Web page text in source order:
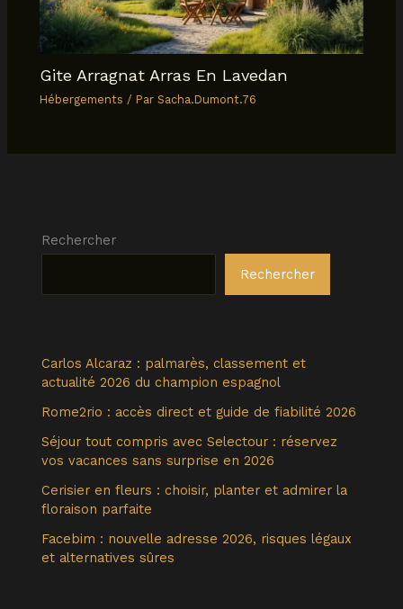
Gite Arragnat Arras En Lavedan
Hébergements / ParSacha.Dumont.76
Rechercher
Rechercher
Carlos Alcaraz : palmarès, classement et
actualité 2026 du champion espagnol
Rome2rio : accès direct et guide de fiabilité 2026
Séjour tout compris avec Selectour : réservez
vos vacances sans surprise en 2026
Cerisier en fleurs : choisir, planter et admirer la
floraison parfaite
Facebim : nouvelle adresse 2026, risques légaux
et alternatives sûres